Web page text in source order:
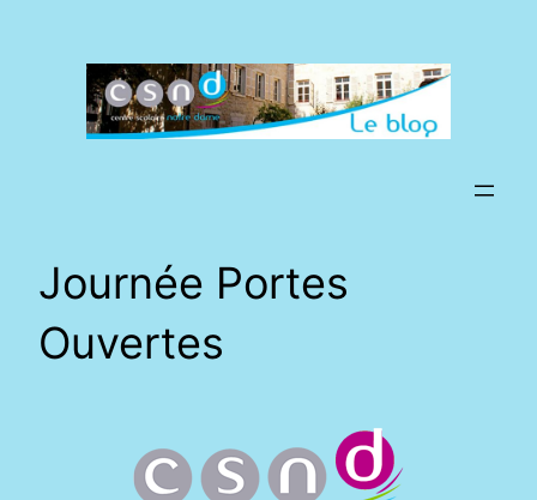
Journée Portes
Ouvertes